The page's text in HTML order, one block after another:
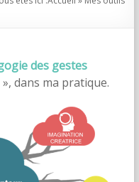
des gestes
dans ma pratique.